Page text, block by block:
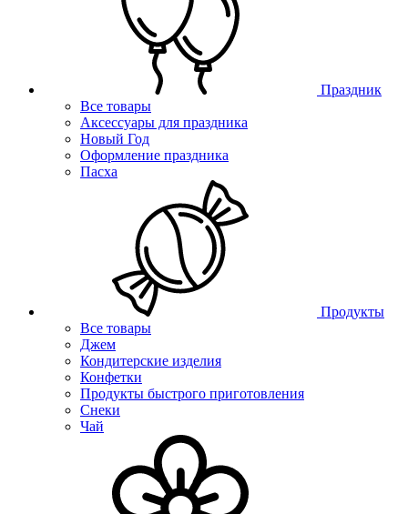
Праздник
Все товары
Аксессуары для праздника
Новый Год
Оформление праздника
Пасха
Продукты
Все товары
Джем
Кондитерские изделия
Конфетки
Продукты быстрого приготовления
Снеки
Чай